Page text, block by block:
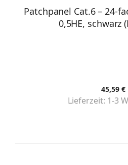
Patchpanel Cat.6 – 24-
0,5HE, schwarz
45,59 €
Lieferzeit: 1-3